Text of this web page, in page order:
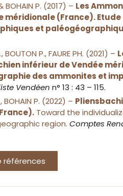
BOHAIN P. (2017) – Les
méridionale (France).
et
BOUTON P., FAURE PH. (2021) –
inférieur de Vendée
des ammonites et
Vendéen n° 13 : 43 – 115.
BOHAIN P. (2022) –
Toward the
region. Comptes
références